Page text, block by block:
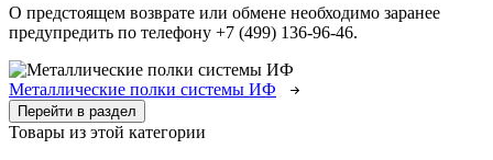
О предстоящем возврате или обмене необходимо заранее
предупредить по телефону +7 (499) 136-96-46.
Металлические полки системы ИФ
Перейти в раздел
Товары из этой категории